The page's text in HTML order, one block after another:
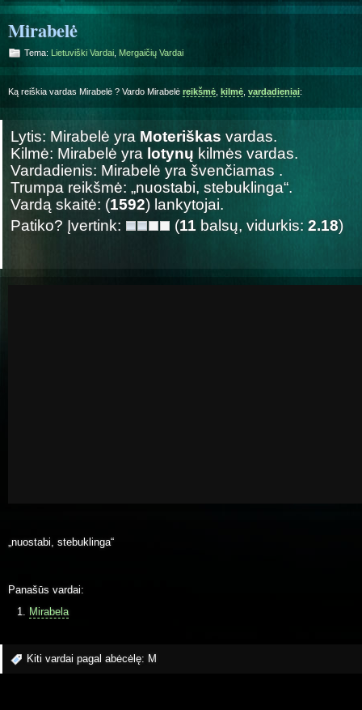
Mirabelė
Tema: Lietuviški Vardai Mergaičių Vardai
Ką reiškia vardas Mirabelė ? Vardo Mirabelė reikšmė kilmė vardadieniai:
Lytis: Mirabelė yra Moteriškas vardas.
Kilmė: Mirabelė yra lotynų kilmės vardas.
Vardadienis: Mirabelė yra švenčiamas .
Trumpa reikšmė: „nuostabi, stebuklinga“.
Vardą skaitė: (1592) lankytojai.
Patiko? Įvertink:
(11 balsų, vidurkis: 2.18)
„nuostabi, stebuklinga“
Panašūs vardai:
Mirabela
Kiti vardai pagal abėcėlę: M